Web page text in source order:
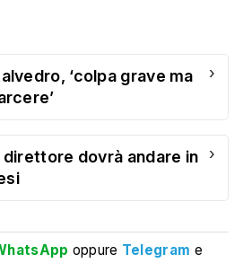
‘colpa grave ma
›
direttore dovrà andare in
›
oppure Telegram e